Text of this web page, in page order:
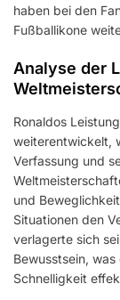
haben bei den
Fußballikone
Analyse der
Ronaldos
weiterentwickelt,
Verfassung und
und
Situationen den
verlagerte sich
Bewusstsein,
Schnelligkeit